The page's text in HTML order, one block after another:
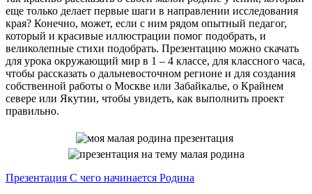
еще только делает первые шаги в направлении исследования
края? Конечно, может, если с ним рядом опытный педагог,
который и красивые иллюстрации помог подобрать, и
великолепные стихи подобрать. Презентацию можно скачать
для урока окружающий мир в 1 – 4 классе, для классного часа,
чтобы рассказать о дальневосточном регионе и для создания
собственной работы о Москве или Забайкалье, о Крайнем
севере или Якутии, чтобы увидеть, как выполнить проект
правильно.
Презентация С чего начинается Родина